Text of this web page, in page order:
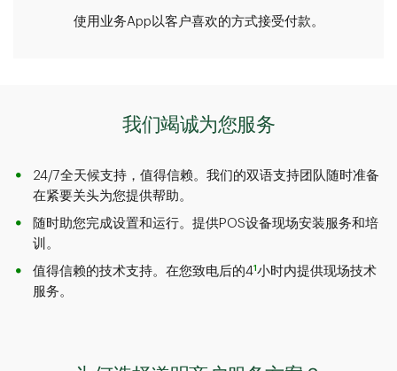
使用业务App以客户喜欢的方式接受付款。
我们竭诚为您服务
24/7全天候支持，值得信赖。我们的双语支持团队随时准备
在紧要关头为您提供帮助。
随时助您完成设置和运行。提供POS设备现场安装服务和培
训。
值得信赖的技术支持。在您致电后的41 小时内提供现场技术
服务。